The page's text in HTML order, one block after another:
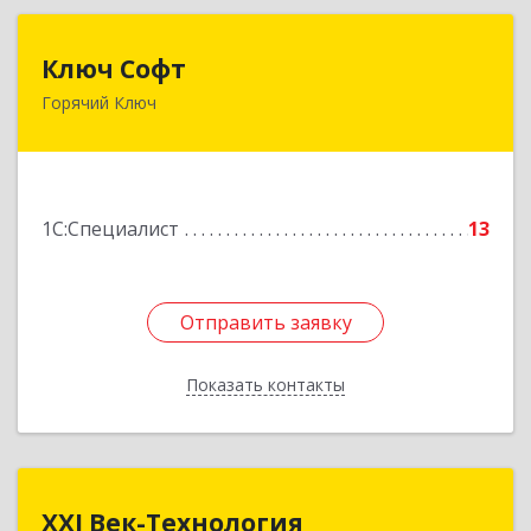
Ключ Софт
Горячий Ключ
1С:Специалист 13
Отправить заявку
Показать контакты
353287, Краснодарский край, Горячий Ключ г,
Отправить заявку
Назад
XXI Век-Технология